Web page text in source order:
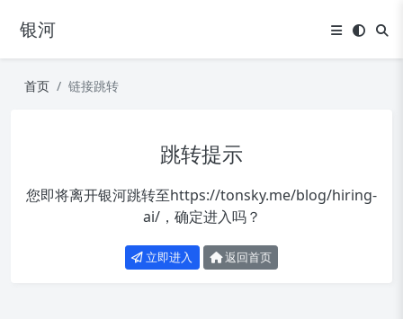
银河
首页 链接跳转
跳转提示
您即将离开银河跳转至https://tonsky.me/blog/hiring-
ai/，确定进入吗？
立即进入 返回首页